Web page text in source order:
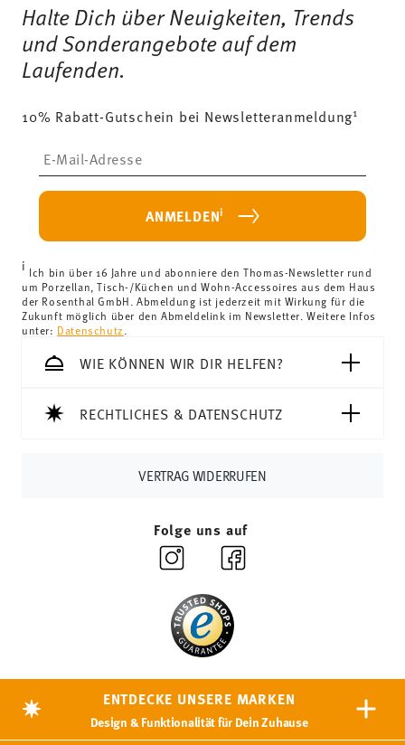
Halte Dich über Neuigkeiten, Trends
und Sonderangebote auf dem
Laufenden.
10% Rabatt-Gutschein bei Newsletteranmeldung1
ANMELDENi
i Ich bin über 16 Jahre und abonniere den Thomas-Newsletter rund
um Porzellan, Tisch-/Küchen und Wohn-Accessoires aus dem Haus
der Rosenthal GmbH. Abmeldung ist jederzeit mit Wirkung für die
Zukunft möglich über den Abmeldelink im Newsletter. Weitere Infos
unter: Datenschutz
WIE KÖNNEN WIR DIR HELFEN?
RECHTLICHES & DATENSCHUTZ
VERTRAG WIDERRUFEN
Folge uns auf
ENTDECKE UNSERE MARKEN
Design & Funktionalität für Dein Zuhause